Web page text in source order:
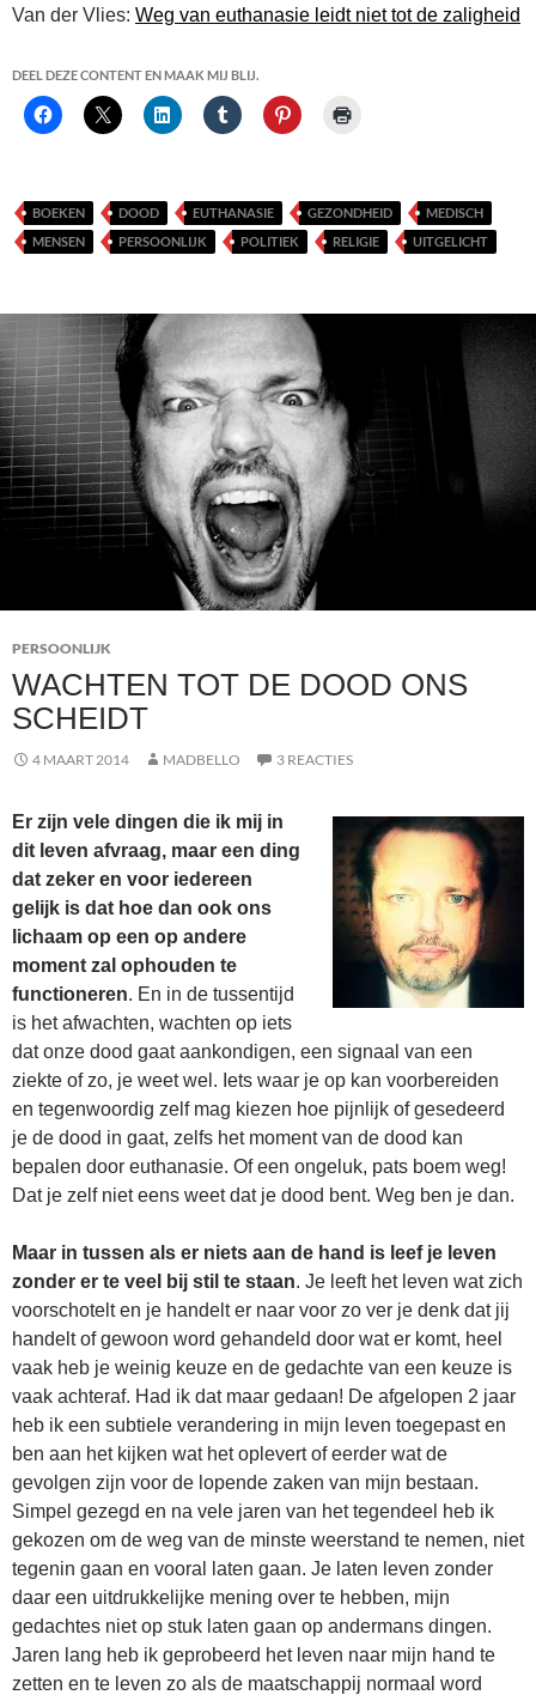
Van der Vlies: Weg van euthanasie leidt niet tot de zaligheid
DEEL DEZE CONTENT EN MAAK MIJ BLIJ.
BOEKEN DOOD EUTHANASIE GEZONDHEID
MEDISCH
MENSEN
PERSOONLIJK POLITIEK RELIGIE UITGELICHT
PERSOONLIJK
WACHTEN TOT DE DOOD ONS
SCHEIDT
4 MAART 2014 MADBELLO 3 REACTIES
Er zijn vele dingen die ik mij in
dit leven afvraag, maar een ding
dat zeker en voor iedereen
gelijk is dat hoe dan ook ons
lichaam op een op andere
moment zal ophouden te
functioneren. En in de tussentijd
is het afwachten, wachten op iets
dat onze dood gaat aankondigen, een signaal van een
ziekte of zo, je weet wel. Iets waar je op kan voorbereiden
en tegenwoordig zelf mag kiezen hoe pijnlijk of gesedeerd
je de dood in gaat, zelfs het moment van de dood kan
bepalen door euthanasie. Of een ongeluk, pats boem weg!
Dat je zelf niet eens weet dat je dood bent. Weg ben je dan.
Maar in tussen als er niets aan de hand is leef je leven
zonder er te veel bij stil te staan. Je leeft het leven wat zich
voorschotelt en je handelt er naar voor zo ver je denk dat jij
handelt of gewoon word gehandeld door wat er komt, heel
vaak heb je weinig keuze en de gedachte van een keuze is
vaak achteraf. Had ik dat maar gedaan! De afgelopen 2 jaar
heb ik een subtiele verandering in mijn leven toegepast en
ben aan het kijken wat het oplevert of eerder wat de
gevolgen zijn voor de lopende zaken van mijn bestaan.
Simpel gezegd en na vele jaren van het tegendeel heb ik
gekozen om de weg van de minste weerstand te nemen, niet
tegenin gaan en vooral laten gaan. Je laten leven zonder
daar een uitdrukkelijke mening over te hebben, mijn
gedachtes niet op stuk laten gaan op andermans dingen.
Jaren lang heb ik geprobeerd het leven naar mijn hand te
zetten en te leven zo als de maatschappij normaal word